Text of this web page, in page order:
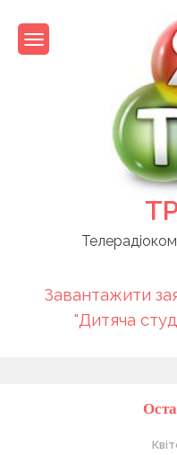
content
Завантажити
"Дитяча